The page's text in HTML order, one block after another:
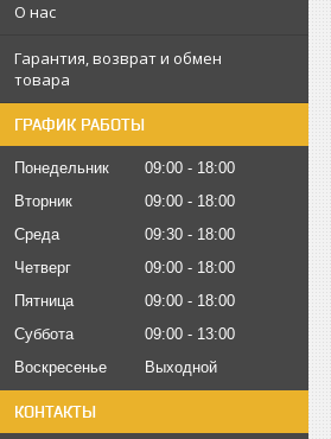
О нас
Гарантия, возврат и обмен
товара
ГРАФИК РАБОТЫ
Понедельник 09:00
18:00
Вторник
09:00
18:00
Среда
09:30
18:00
Четверг
09:00
18:00
Пятница
09:00
18:00
Суббота
09:00
13:00
Воскресенье
Выходной
КОНТАКТЫ